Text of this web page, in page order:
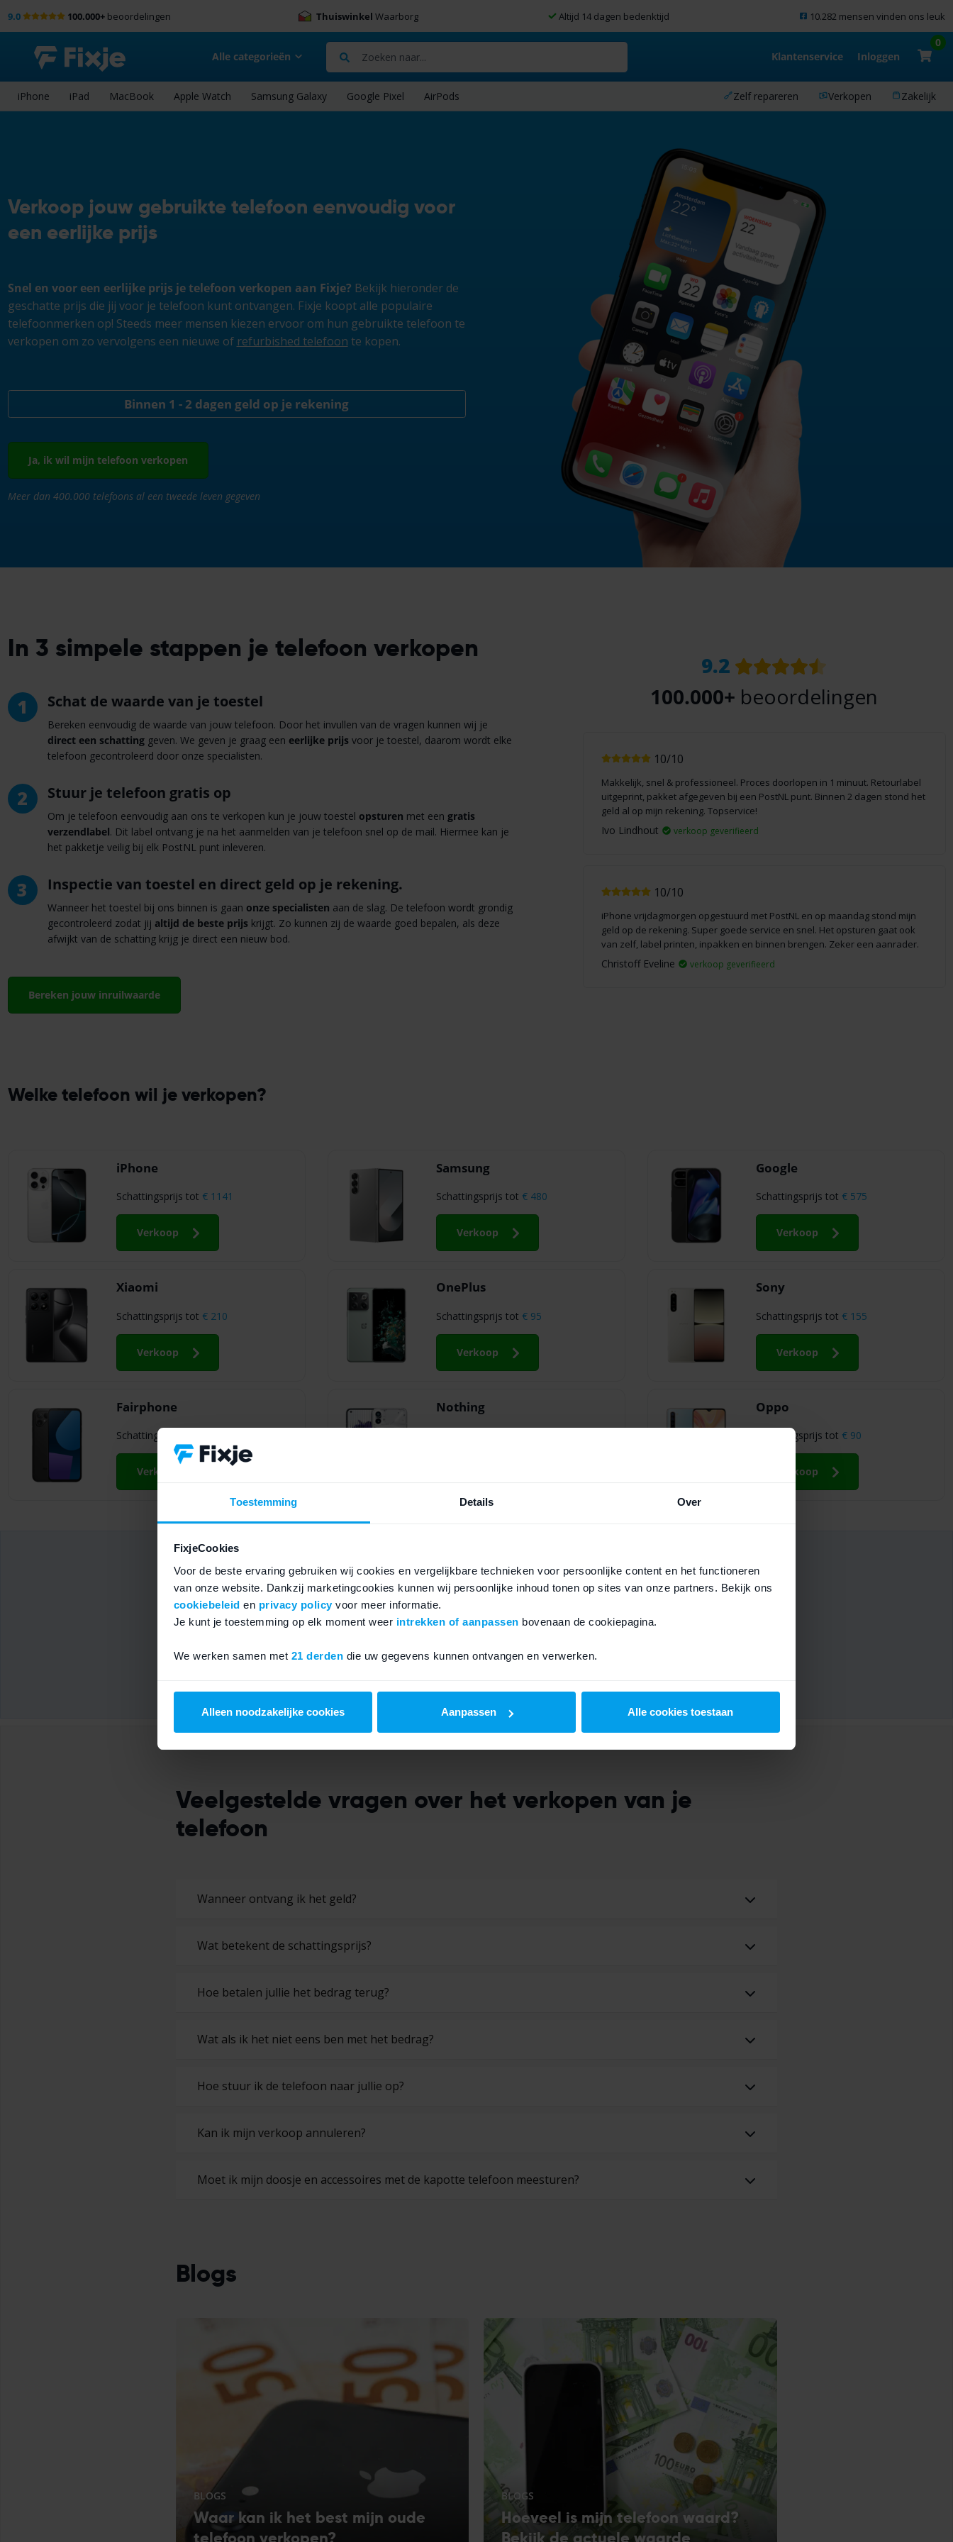
Toestemming Details Over
FixjeCookies
Voor de beste ervaring gebruiken wij cookies en vergelijkbare technieken voor persoonlijke content en het functioneren
van onze website. Dankzij marketingcookies kunnen wij persoonlijke inhoud tonen op sites van onze partners. Bekijk ons
cookiebeleid en privacy policyvoor meer informatie.
Je kunt je toestemming op elk moment weer intrekken of aanpassen bovenaan de cookiepagina.
We werken samen met 21 derden die uw gegevens kunnen ontvangen en verwerken.
Alleen noodzakelijke cookies Aanpassen Alle cookies toestaan
9.0 100.000+beoordelingen Thuiswinkel Waarborg Altijd 14 dagen bedenktijd 10.282 mensen vinden ons leuk
Alle categorieën
Zoeken
Klantenservice Inloggen
0
iPhone iPad MacBook Apple Watch Samsung Galaxy Google Pixel AirPods Zelf repareren Verkopen Zakelijk
Verkoop jouw gebruikte telefoon eenvoudig voor
een eerlijke prijs
Snel en voor een eerlijke prijs je telefoon verkopen aan Fixje? Bekijk hieronder de
geschatte prijs die jij voor je telefoon kunt ontvangen. Fixje koopt alle populaire
telefoonmerken op! Steeds meer mensen kiezen ervoor om hun gebruikte telefoon te
verkopen om zo vervolgens een nieuwe of refurbished telefoon te kopen.
Binnen 1 - 2 dagen geld op je rekening
Ja, ik wil mijn telefoon verkopen
Meer dan 400.000 telefoons al een tweede leven gegeven
In 3 simpele stappen je telefoon verkopen
1 Schat de waarde van je toestel
Bereken eenvoudig de waarde van jouw telefoon. Door het invullen van de vragen kunnen wij je
direct een schattinggeven. We geven je graag een eerlijke prijs voor je toestel, daarom wordt elke
telefoon gecontroleerd door onze specialisten.
2 Stuur je telefoon gratis op
Om je telefoon eenvoudig aan ons te verkopen kun je jouw toestel opsturen met een gratis
verzendlabel. Dit label ontvang je na het aanmelden van je telefoon snel op de mail. Hiermee kan je
het pakketje veilig bij elk PostNL punt inleveren.
3 Inspectie van toestel en direct geld op je rekening.
Wanneer het toestel bij ons binnen is gaan onze specialisten aan de slag. De telefoon wordt grondig
gecontroleerd zodat jij altijd de beste prijs krijgt. Zo kunnen zij de waarde goed bepalen, als deze
afwijkt van de schatting krijg je direct een nieuw bod.
Bereken jouw inruilwaarde
9.2
100.000+ beoordelingen
10/10
Makkelijk, snel & professioneel. Proces doorlopen in 1 minuut. Retourlabel
uitgeprint, pakket afgegeven bij een PostNL punt. Binnen 2 dagen stond het
geld al op mijn rekening. Topservice!
Ivo Lindhout verkoop geverifieerd
10/10
iPhone vrijdagmorgen opgestuurd met PostNL en op maandag stond mijn
geld op de rekening. Super goede service en snel. Het opsturen gaat ook
van zelf, label printen, inpakken en binnen brengen. Zeker een aanrader.
Christoff Eveline verkoop geverifieerd
Welke telefoon wil je verkopen?
iPhone
Schattingsprijs tot € 1141
Verkoop
Samsung
Schattingsprijs tot € 480
Verkoop
Google
Schattingsprijs tot € 575
Verkoop
Xiaomi
Schattingsprijs tot € 210
Verkoop
OnePlus
Schattingsprijs tot € 95
Verkoop
Sony
Schattingsprijs tot € 155
Verkoop
Fairphone
Schattingsprijs tot
Verkoop
Nothing Oppo
Schattingsprijs tot € 90
Verkoop
Voordelen van je telefoon verkopen bij Fixje
Stuur hemgratisnaar ons op!
Veelgestelde vragen over het verkopen van je
telefoon
Wanneer ontvang ik het geld?
Wat betekent de schattingsprijs?
Hoe betalen jullie het bedrag terug?
Wat als ik het niet eens ben met het bedrag?
Hoe stuur ik de telefoon naar jullie op?
Kan ik mijn verkoop annuleren?
Moet ik mijn doosje en accessoires met de kapotte telefoon meesturen?
Blogs
BLOGS
Waar kan ik het best mijn oude
telefoon verkopen?
BLOGS
Hoeveel is mijn telefoon waard?
Bekijk de actuele waarde